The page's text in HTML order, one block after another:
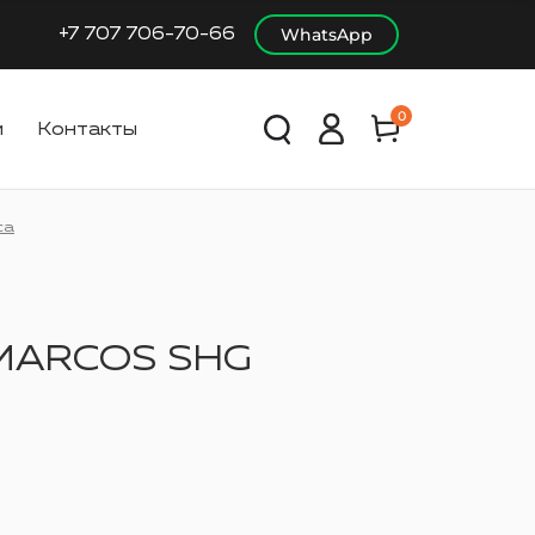
+7 707 706-70-66 WhatsApp
Контакты
0
SHG